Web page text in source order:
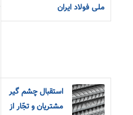
ملی فولاد ایران
استقبال چشم گیر
مشتریان و تجّار از